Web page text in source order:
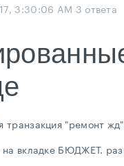
3:30:06 AM 3 ответа
транзакция "ремонт
на вкладке БЮДЖЕТ.